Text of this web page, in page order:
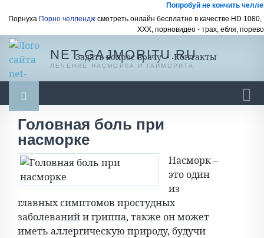
Попробуй не кончить
Порнуха Порно челлендж смотреть онлайн бесплатно в качестве HD
ХХХ, порновидео - трах, ебля,
NET-GAJMORITU.RU
ЛЕЧЕНИЕ НАСМОРКА И ГАЙМОРИТА
Задать вопрос врачу•Контакты
Гайморит Насморк Насморк у ребенка
Ингаляции Масло, мази, бальзамы
Спреи и капли
Головная боль при
насморке
Насморк –
это один
из
главных симптомов простудных
заболеваний и гриппа, также он может
иметь аллергическую природу, будучи